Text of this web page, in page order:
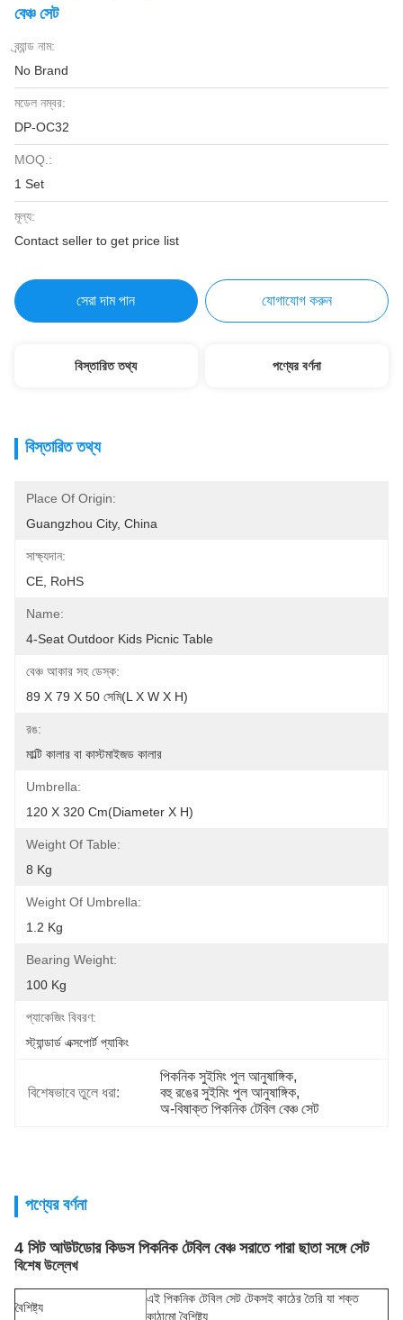
বেঞ্চ সেট
ব্র্যান্ড নাম:
No Brand
মডেল নম্বর:
DP-OC32
MOQ.:
1 Set
মূল্য:
Contact seller to get price list
সেরা দাম পান যোগাযোগ করুন
বিস্তারিত তথ্য পণ্যের বর্ণনা
বিস্তারিত তথ্য
Place Of Origin:
Guangzhou City, China
সাক্ষ্যদান:
CE, RoHS
Name:
4-Seat Outdoor Kids Picnic Table
বেঞ্চ আকার সহ ডেস্ক:
89 X 79 X 50 সেমি(L X W X H)
রঙ:
মাল্টি কালার বা কাস্টমাইজড কালার
Umbrella:
120 X 320 Cm(Diameter X H)
Weight Of Table:
8 Kg
Weight Of Umbrella:
1.2 Kg
Bearing Weight:
100 Kg
প্যাকেজিং বিবরণ:
স্ট্যান্ডার্ড এক্সপোর্ট প্যাকিং
বিশেষভাবে তুলে ধরা:
পিকনিক সুইমিং পুল আনুষাঙ্গিক,
বহু রঙের সুইমিং পুল আনুষাঙ্গিক,
অ-বিষাক্ত পিকনিক টেবিল বেঞ্চ সেট
পণ্যের বর্ণনা
4 সিট আউটডোর কিডস পিকনিক টেবিল বেঞ্চ সরাতে পারা ছাতা সঙ্গে সেট
বিশেষ উল্লেখ
বৈশিষ্ট্য
এই পিকনিক টেবিল সেট টেকসই কাঠের তৈরি যা শক্ত
কাঠামো বৈশিষ্ট্য